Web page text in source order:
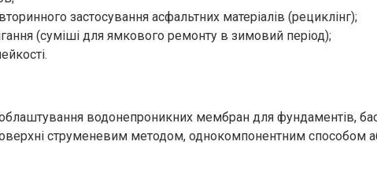
застосування асфальтних матеріалів (рециклінг);
(суміші для ямкового ремонту в зимовий період);
водонепроникних мембран для фундаментів,
струменевим методом, однокомпонентним